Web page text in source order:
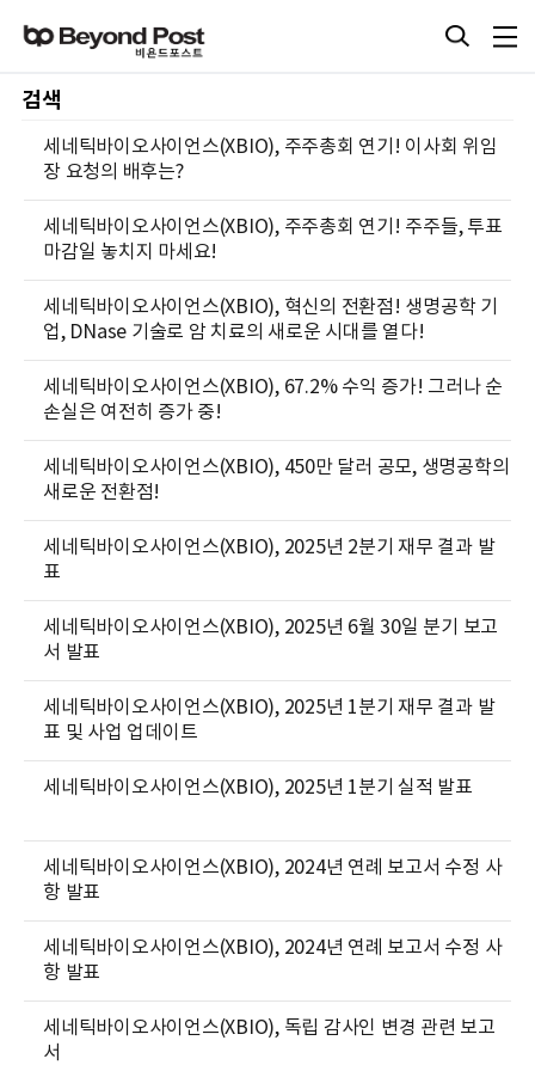
검색
세네틱바이오사이언스(XBIO), 주주총회 연기! 이사회 위임
장 요청의 배후는?
세네틱바이오사이언스(XBIO), 주주총회 연기! 주주들, 투표
마감일 놓치지 마세요!
세네틱바이오사이언스(XBIO), 혁신의 전환점! 생명공학 기
업, DNase 기술로 암 치료의 새로운 시대를 열다!
세네틱바이오사이언스(XBIO), 67.2% 수익 증가! 그러나 순
손실은 여전히 증가 중!
세네틱바이오사이언스(XBIO), 450만 달러 공모, 생명공학의
새로운 전환점!
세네틱바이오사이언스(XBIO), 2025년 2분기 재무 결과 발
표
세네틱바이오사이언스(XBIO), 2025년 6월 30일 분기 보고
서 발표
세네틱바이오사이언스(XBIO), 2025년 1분기 재무 결과 발
표 및 사업 업데이트
세네틱바이오사이언스(XBIO), 2025년 1분기 실적 발표
세네틱바이오사이언스(XBIO), 2024년 연례 보고서 수정 사
항 발표
세네틱바이오사이언스(XBIO), 2024년 연례 보고서 수정 사
항 발표
세네틱바이오사이언스(XBIO), 독립 감사인 변경 관련 보고
서